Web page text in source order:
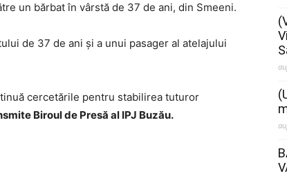
un bărbat în vârstă de 37 de ani, din Smeeni.
de 37 de ani și a unui pasager al atelajului
cercetările pentru stabilirea tuturor
Biroul de Presă al IPJ Buzău.